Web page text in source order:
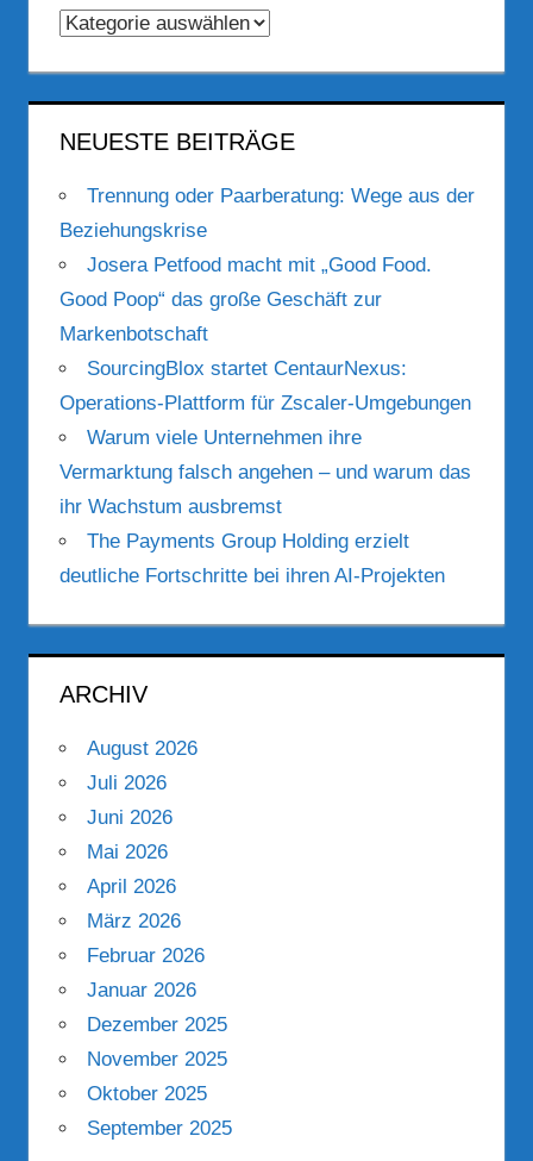
Kategorien
NEUESTE BEITRÄGE
Trennung oder Paarberatung: Wege aus der
Beziehungskrise
Josera Petfood macht mit „Good Food.
Good Poop“ das große Geschäft zur
Markenbotschaft
SourcingBlox startet CentaurNexus:
Operations-Plattform für Zscaler-Umgebungen
Warum viele Unternehmen ihre
Vermarktung falsch angehen – und warum das
ihr Wachstum ausbremst
The Payments Group Holding erzielt
deutliche Fortschritte bei ihren AI-Projekten
ARCHIV
August 2026
Juli 2026
Juni 2026
Mai 2026
April 2026
März 2026
Februar 2026
Januar 2026
Dezember 2025
November 2025
Oktober 2025
September 2025